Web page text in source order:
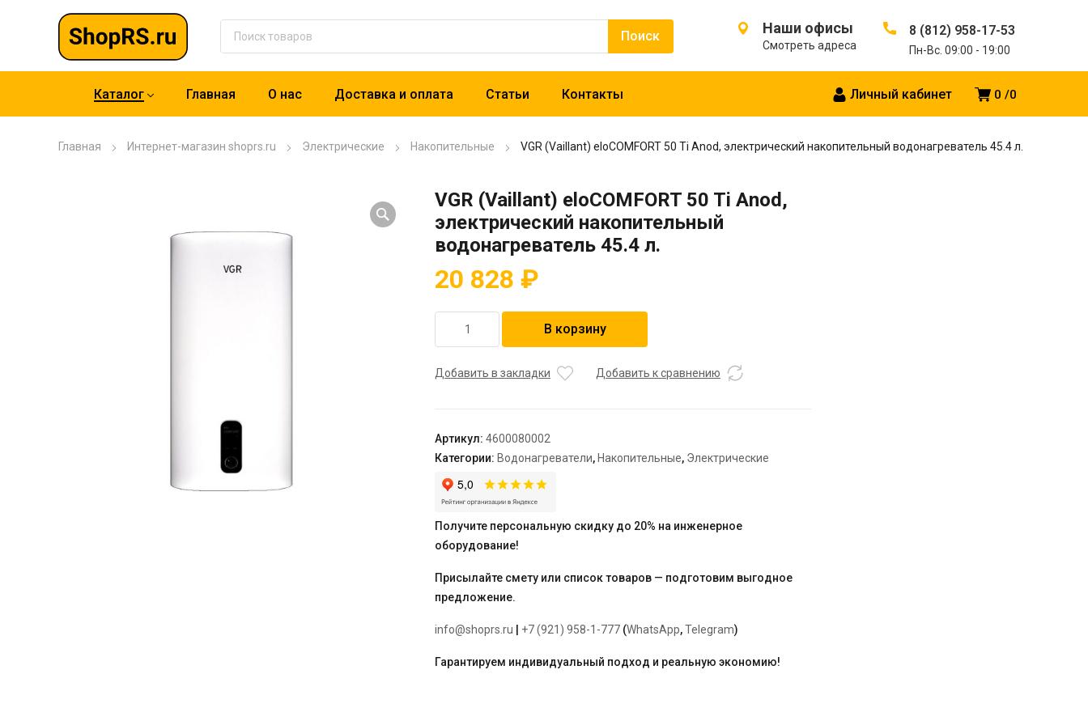
Наши офисы
Смотреть адреса
8 (812) 958-17-53
Пн-Вс. 09:00 - 19:00
0 0
Личный кабинет
Каталог Главная О нас Доставка и оплата Статьи Контакты
Главная Интернет-магазин shoprs.ru Электрические Накопительные VGR (Vaillant) eloCOMFORT 50 Ti Anod, электрический накопительный водонагреватель 45.4 л.
VGR (Vaillant) eloCOMFORT 50 Ti Anod,
электрический накопительный
водонагреватель 45.4 л.
20 828 ₽
товара
(Vaillant)
Anod,
электрический
накопительный
водонагреватель
л.
В корзину
Добавить в закладки Добавить к сравнению
Артикул: 4600080002
Категории: Водонагреватели, Накопительные, Электрические
Получите персональную скидку до 20% на инженерное
оборудование!
Присылайте смету или список товаров — подготовим выгодное
предложение.
info@shoprs.ru +7 (921) 958-1-777 (WhatsApp,Telegram)
Гарантируем индивидуальный подход и реальную экономию!